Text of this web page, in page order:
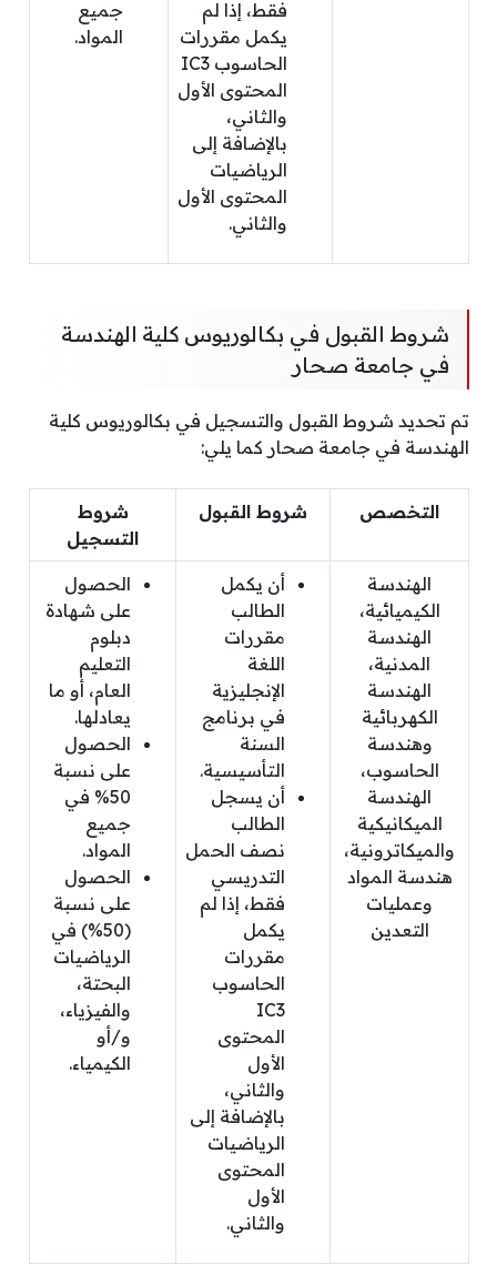
فقط، إذا لم
يكمل مقررات
الحاسوب IC3
المحتوى الأول
والثاني،
بالإضافة إلى
الرياضيات
المحتوى الأول
والثاني.
جميع
المواد.
شروط القبول في بكالوريوس كلية الهندسة
في جامعة صحار
تم تحديد شروط القبول والتسجيل في بكالوريوس كلية
الهندسة في جامعة صحار كما يلي:
التخصص شروط القبول
شروط
التسجيل
الهندسة
الكيميائية،
الهندسة
المدنية،
الهندسة
الكهربائية
وهندسة
الحاسوب،
الهندسة
الميكانيكية
والميكاترونية،
هندسة المواد
وعمليات
التعدين
أن يكمل
الطالب
مقررات
اللغة
الإنجليزية
في برنامج
السنة
التأسيسية.
أن يسجل
الطالب
نصف الحمل
التدريسي
فقط، إذا لم
يكمل
مقررات
الحاسوب
IC3
المحتوى
الأول
والثاني،
بالإضافة إلى
الرياضيات
المحتوى
الأول
والثاني.
الحصول
على شهادة
دبلوم
التعليم
العام، أو ما
يعادلها.
الحصول
على نسبة
50% في
جميع
المواد.
الحصول
على نسبة
(50%) في
الرياضيات
البحتة،
والفيزياء،
و/أو
الكيمياء.